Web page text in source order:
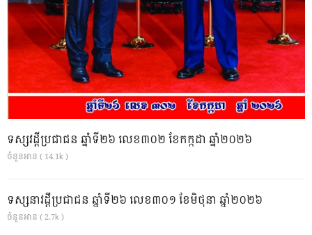
ទស្សវដ្តីប្រជាជន ឆ្នាំទី២៦ លេខ៣០២ ខែកក្កដា ឆ្នាំ២០២៦
ចំនួនអាន ( 14.1k )
ទស្សនាវដ្ដីប្រជាជន ឆ្នាំទី២៦ លេខ៣០១ ខែមិថុនា ឆ្នាំ២០២៦
ចំនួនអាន ( 2.7k )